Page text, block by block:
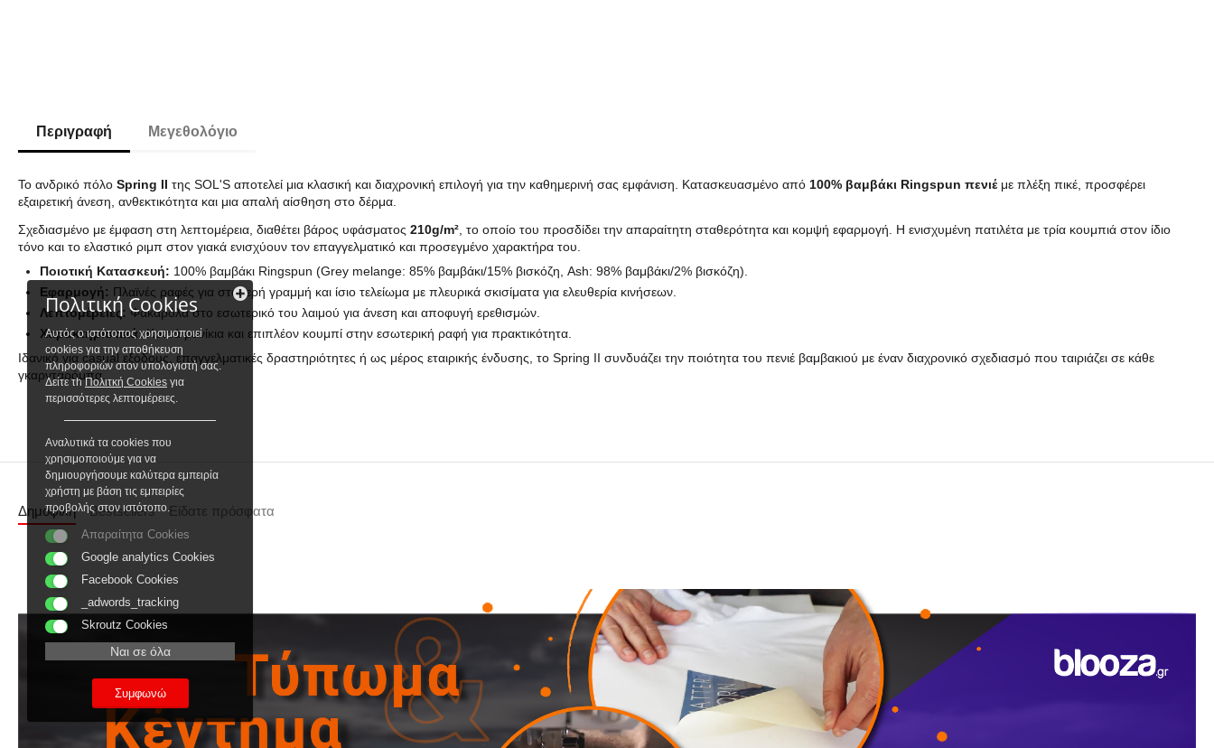
Περιγραφή Μεγεθολόγιο
Το ανδρικό πόλο Spring II της SOL'S αποτελεί μια κλασική και διαχρονική επιλογή για την καθημερινή σας εμφάνιση. Κατασκευασμένο από 100% βαμβάκι Ringspun πενιέμε πλέξη πικέ, προσφέρει
εξαιρετική άνεση, ανθεκτικότητα και μια απαλή αίσθηση στο δέρμα.
Σχεδιασμένο με έμφαση στη λεπτομέρεια, διαθέτει βάρος υφάσματος 210g/m² , το οποίο του προσδίδει την απαραίτητη σταθερότητα και κομψή εφαρμογή. Η ενισχυμένη πατιλέτα με τρία κουμπιά στον ίδιο
τόνο και το ελαστικό ριμπ στον γιακά ενισχύουν τον επαγγελματικό και προσεγμένο χαρακτήρα του.
Ποιοτική Κατασκευή: 100% βαμβάκι Ringspun (Grey melange: 85% βαμβάκι/15% βισκόζη, Ash: 98% βαμβάκι/2% βισκόζη).
Εφαρμογή: Πλαϊνές ραφές για σταθερή γραμμή και ίσιο τελείωμα με πλευρικά σκισίματα για ελευθερία κινήσεων.
Λεπτομέρειες: Φακαρόλα στο εσωτερικό του λαιμού για άνεση και αποφυγή ερεθισμών.
Χαρακτηριστικά:Κοντά μανίκια και επιπλέον κουμπί στην εσωτερική ραφή για πρακτικότητα.
Ιδανικό για casual εξόδους, επαγγελματικές δραστηριότητες ή ως μέρος εταιρικής ένδυσης, το Spring II συνδυάζει την ποιότητα του πενιέ βαμβακιού με έναν διαχρονικό σχεδιασμό που ταιριάζει σε κάθε
γκαρνταρόμπα.
Δημοφιλή Bestsellers Είδατε πρόσφατα
Πολιτική Cookies
Αυτός ο ιστότοπος χρησιμοποιεί
cookies για την αποθήκευση
πληροφοριών στον υπολογιστή σας.
Δείτε τhΠολιτκή Cookies για
περισσότερες λεπτομέρειες.
Αναλυτικά τα cookies που
χρησιμοποιούμε για να
δημιουργήσουμε καλύτερα εμπειρία
χρήστη με βάση τις εμπειρίες
προβολής στον ιστότοπο.
Απαραίτητα Cookies
Google analytics Cookies
Facebook Cookies
_adwords_tracking
Skroutz Cookies
Ναι σε όλα
Συμφωνώ